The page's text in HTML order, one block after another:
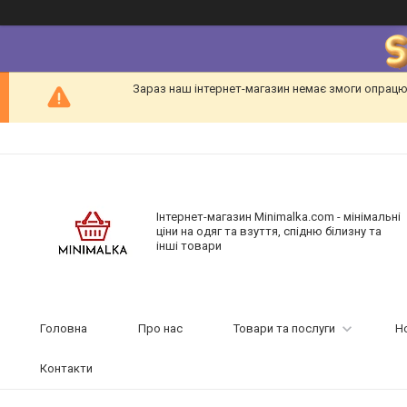
Зараз наш інтернет-магазин немає змоги
Інтернет-магазин Minimalka.com - мінімальні
ціни на одяг та взуття, спідню білизну та
інші товари
Головна Про нас Товари та послуги
Контакти